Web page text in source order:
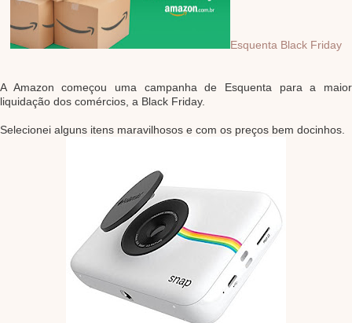
Esquenta Black Friday
A Amazon começou uma campanha de Esquenta para a maior
liquidação dos comércios, a Black Friday.
Selecionei alguns itens maravilhosos e com os preços bem docinhos.